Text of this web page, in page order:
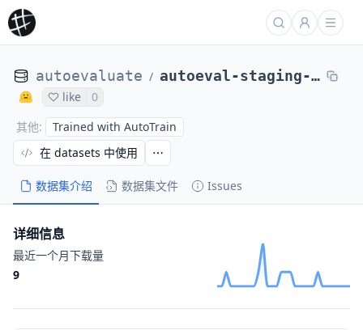
autoevaluate / autoeval-staging-eval-project-07b25a74-bd51-47fa-acc1-af839bad3b38-9999
like
0
其他: Trained with AutoTrain
数据集介绍 数据集文件 Issues
在 datasets 中使用
详细信息
最近一个月下载量
9